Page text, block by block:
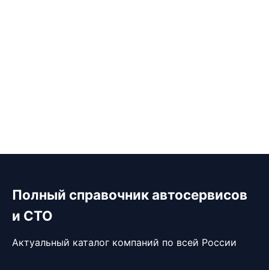
Полный справочник автосервисов
и СТО
Актуальный каталог компаний по всей России